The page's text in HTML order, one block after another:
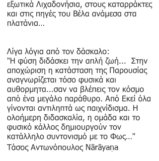
εξωτικά Λιχαδονήσια, στους καταρράκτες
και στις πηγές του Βέλα ανάμεσα στα
πλατάνια…
Λίγα λόγια από τον δάσκαλο:
"Η φύση διδάσκει την απλή ζωή... Στην
αποχώριση η κατάσταση της Παρουσίας
αναγνωρίζεται τόσο φυσικά και
αυθορμητα...σαν να βλέπεις τον κόσμο
από ένα μεγάλο παράθυρο. Από Εκεί όλα
γίνονται αντιληπτά ως παιχνίδισμα. Η
ολοήμερη διδασκαλία, η ομάδα και το
φυσικό κάλλος δημιουργούν τον
κατάλληλο συντονισμό με το Φως…"
Τάσος Αντωνόπουλος Nārāyaṇa